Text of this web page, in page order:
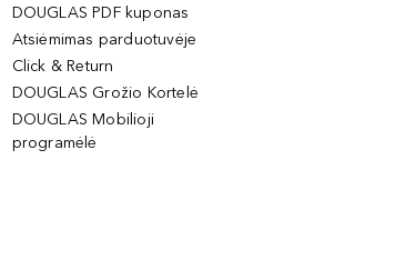
DOUGLAS PDF kuponas
Atsiėmimas parduotuvėje
Click & Return
DOUGLAS Grožio Kortelė
DOUGLAS Mobilioji
programėlė